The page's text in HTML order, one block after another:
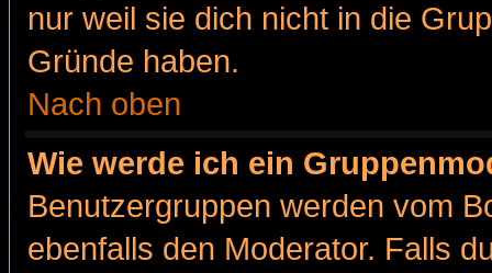
nur weil sie dich nicht in die
Gründe haben.
Nach oben
Wie werde ich ein
Benutzergruppen werden vom
ebenfalls den Moderator. Falls